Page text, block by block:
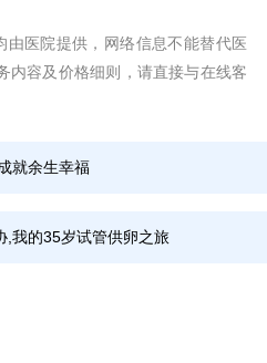
医院提供，网络信息不能替代医
内容及价格细则，请直接与在线客
就余生幸福
,我的35岁试管供卵之旅